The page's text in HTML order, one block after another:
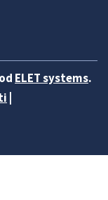
ELET systems.